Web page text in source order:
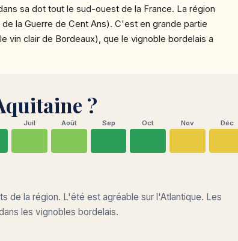
sa dot tout le sud-ouest de la France. La région
la Guerre de Cent Ans). C'est en grande partie
vin clair de Bordeaux), que le vignoble bordelais a
?
Juil Août Sep Oct Nov Déc
de la région. L'été est agréable sur l'Atlantique. Les
les vignobles bordelais.